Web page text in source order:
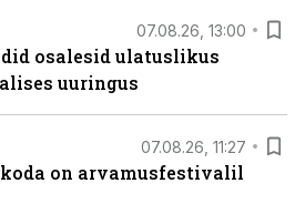
07.08.26, 13:00
osalesid ulatuslikus
uuringus
07.08.26, 11:27
on arvamusfestivalil